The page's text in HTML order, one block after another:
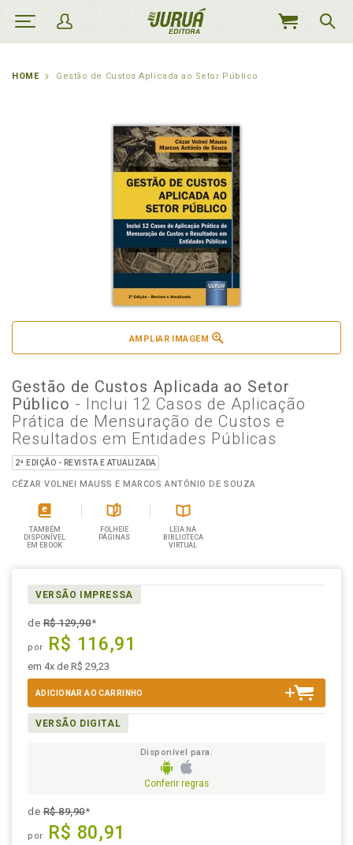
MEU
HOME Gestão de Custos Aplicada ao Setor Público
AMPLIAR IMAGEM
Gestão de Custos Aplicada ao Setor
Público - Inclui 12 Casos de Aplicação
Prática de Mensuração de Custos e
Resultados em Entidades Públicas
2ª EDIÇÃO - REVISTA E ATUALIZADA
CÉZAR VOLNEI MAUSS E MARCOS ANTÔNIO DE SOUZA
TAMBÉM
DISPONÍVEL
EM EBOOK
FOLHEIE
PÁGINAS
LEIA NA
BIBLIOTECA
VIRTUAL
VERSÃO IMPRESSA
deR$ 129,90*
por R$ 116,91
em 4x de R$ 29,23
ADICIONAR AO CARRINHO
VERSÃO DIGITAL
Disponível para:
Conferir regras
deR$ 89,90*
por R$ 80,91